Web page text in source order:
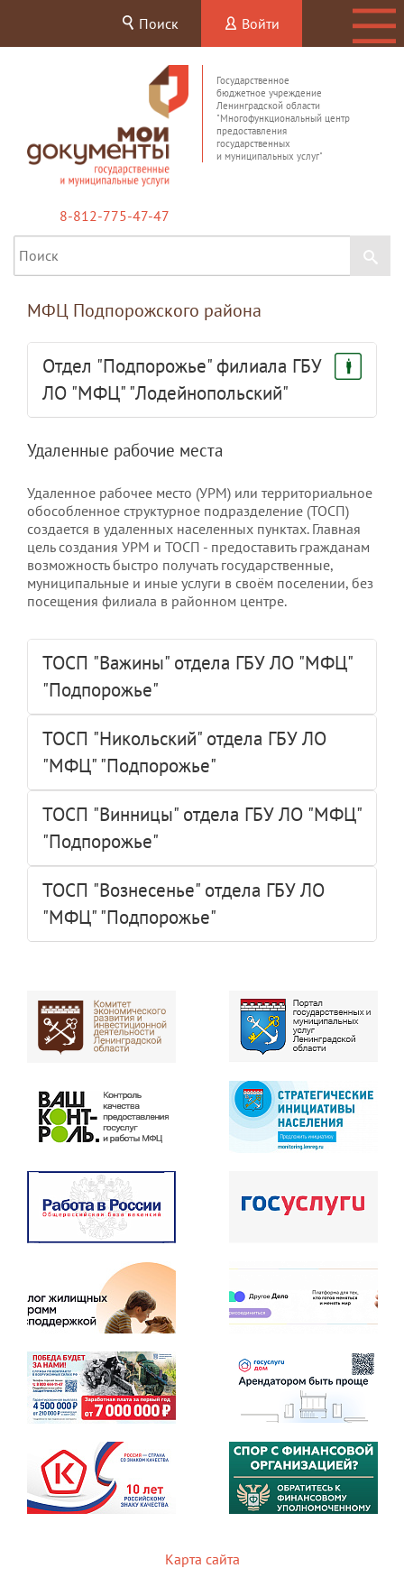
Поиск Войти
Государственное
бюджетное учреждение
Ленинградской области
"Многофункциональный центр
предоставления
государственных
и муниципальных услуг"
8-812-775-47-47
МФЦ Подпорожского района
Отдел "Подпорожье" филиала ГБУ
ЛО "МФЦ" "Лодейнопольский"
Удаленные рабочие места
Удаленное рабочее место (УРМ) или территориальное
обособленное структурное подразделение (ТОСП)
создается в удаленных населенных пунктах. Главная
цель создания УРМ и ТОСП - предоставить гражданам
возможность быстро получать государственные,
муниципальные и иные услуги в своём поселении, без
посещения филиала в районном центре.
ТОСП "Важины" отдела ГБУ ЛО "МФЦ"
"Подпорожье"
ТОСП "Никольский" отдела ГБУ ЛО
"МФЦ" "Подпорожье"
ТОСП "Винницы" отдела ГБУ ЛО "МФЦ"
"Подпорожье"
ТОСП "Вознесенье" отдела ГБУ ЛО
"МФЦ" "Подпорожье"
Карта сайта